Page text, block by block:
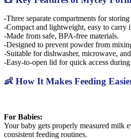
-Three separate compartments for
-Compact and lightweight, easy to carry
-Made from safe, BPA-free materials.
-Designed to prevent powder from
-Suitable for dishwasher, microwave,
-Easy-to-open lid for quick access
👶 How It Makes Feeding
For Babies:
Your baby gets properly measured milk
consistent feeding routines.